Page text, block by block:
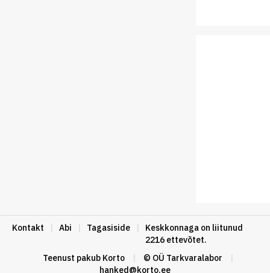
Kontakt | Abi | Tagasiside |
Keskkonnaga on liitunud
2216 ettevõtet.
Teenust pakub Korto | © OÜ Tarkvaralabor
|
hanked@korto.ee